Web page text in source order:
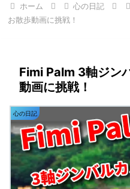
ホーム 心の日記
お散歩動画に挑戦！
Fimi Palm 3軸ジン
動画に挑戦！
心の日記